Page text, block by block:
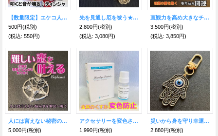
【数量限定】エケコ人形用小物 鳴るよ♪ペルーのミニチュア楽器・ティンジャ【小物のみの価格】
500円(税別)
(税込: 550円)
先を見通し厄を祓う★ナザールボンジュウ★ふくろうキーホルダーメタル
2,800円(税別)
(税込: 3,080円)
直観力を高め大きなチャンスを掴む！六芒星キーホルダー
3,500円(税別)
(税込: 3,850円)
人には言えない秘密の恋が叶う魔術キーホルダー バホメット 略奪愛や不倫など複雑恋愛・秘密の関係に！
5,000円(税別)
アクセサリーを変色させない！ジュエリープロテクト☆変色防止コーティング剤
1,990円(税別)
災いから身を守り幸運を引き寄せる ハムサ・ファティマ キーフック Black
2,880円(税別)